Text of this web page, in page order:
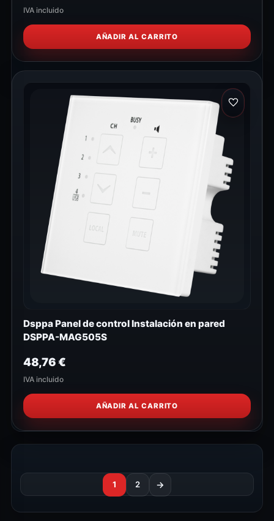
IVA incluido
AÑADIR AL CARRITO
Dsppa Panel de control Instalación en pared
DSPPA-MAG505S
48,76€
IVA incluido
AÑADIR AL CARRITO
1 2 →